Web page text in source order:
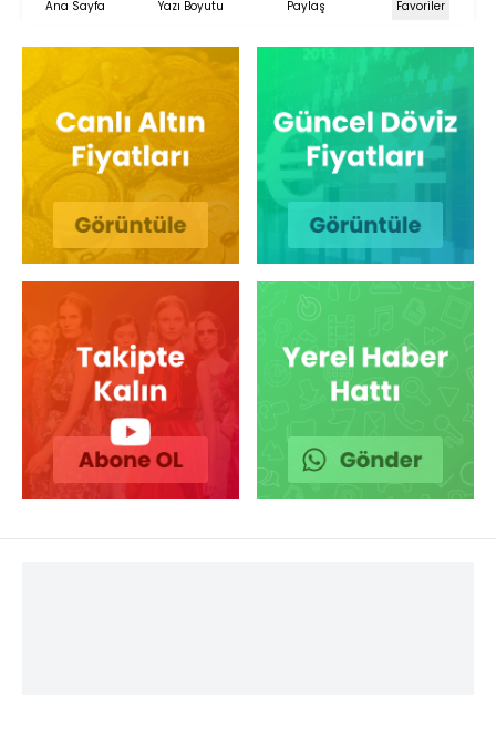
Ana Sayfa Yazı Boyutu Paylaş Favoriler